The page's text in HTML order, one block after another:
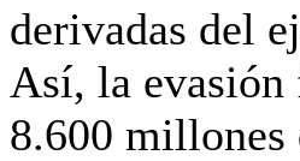
derivadas del
Así, la evasión
8.600 millones